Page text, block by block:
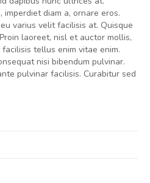
diam a, ornare eros.
varius velit facilisis at. Quisque
laoreet, nisl et auctor mollis,
tellus enim vitae enim.
nisi bibendum pulvinar.
pulvinar facilisis. Curabitur sed